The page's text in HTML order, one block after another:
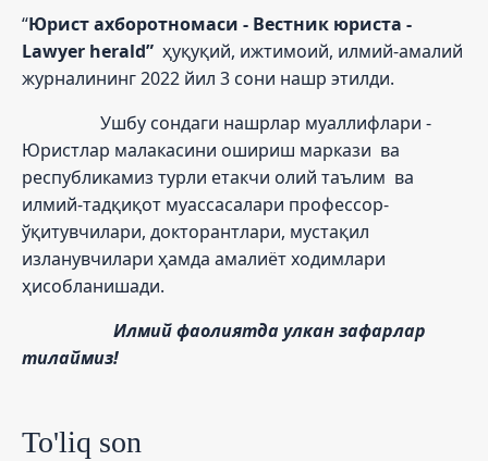
“Юрист ахборотномаси - Вестник юриста -
Lawyer herald” ҳуқуқий, ижтимоий, илмий-амалий
журналининг 2022 йил 3 сони нашр этилди.
Ушбу сондаги нашрлар муаллифлари -
Юристлар малакасини ошириш маркази ва
республикамиз турли етакчи олий таълим ва
илмий-тадқиқот муассасалари профессор-
ўқитувчилари, докторантлари, мустақил
изланувчилари ҳамда амалиёт ходимлари
ҳисобланишади.
Илмий фаолиятда улкан зафарлар
тилаймиз!
To'liq son